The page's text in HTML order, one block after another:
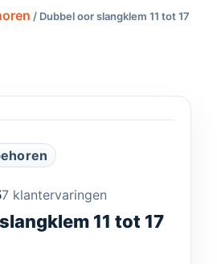
/ Dubbel oor slangklem 11 tot 17
7 klantervaringen
11 tot 17